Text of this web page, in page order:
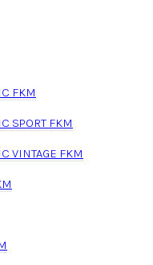
FKM
SPORT FKM
VINTAGE FKM